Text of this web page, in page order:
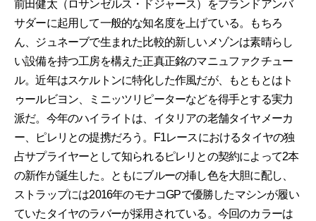
前田健太（ロサンゼルス・ドジャース）をブランドアンバ
サダーに起用して一般的な知名度を上げている。もちろ
ん、ジュネーブで生まれた比較的新しいメゾンは素晴らし
い設備を持つ工房を構えた正真正銘のマニュファクチュー
ル。近年はスケルトンに特化した作風だが、もともとはト
ゥールビヨン、ミニッツリピーターなどを得手とする実力
派だ。今年のハイライトは、イタリアの老舗タイヤメーカ
ー、ピレリとの提携だろう。F1レースにおけるタイヤの独
占サプライヤーとして知られるピレリとの契約によって2本
の新作が誕生した。ともにブルーの挿し色を大胆に配し、
ストラップには2016年のモナコGPで優勝したマシンが履い
ていたタイヤのラバーが採用されている。今回のカラーは